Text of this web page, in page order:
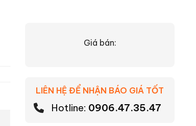
Giá bán:
LIÊN HỆ ĐỂ NHẬN BÁO GIÁ TỐT
Hotline: 0906.47.35.47